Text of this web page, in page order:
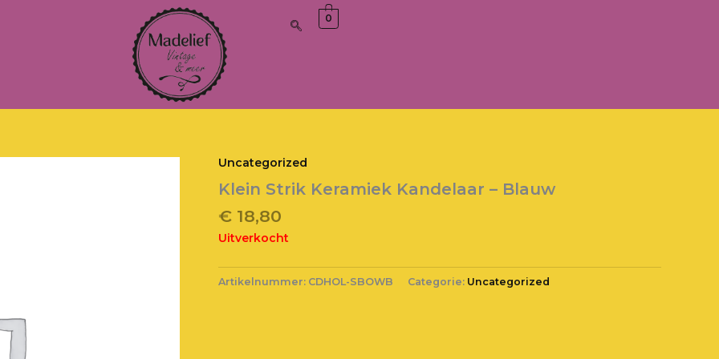
0
Uncategorized
Klein Strik Keramiek Kandelaar – Blauw
€ 18,80
Uitverkocht
Artikelnummer: CDHOL-SBOWB Categorie: Uncategorized